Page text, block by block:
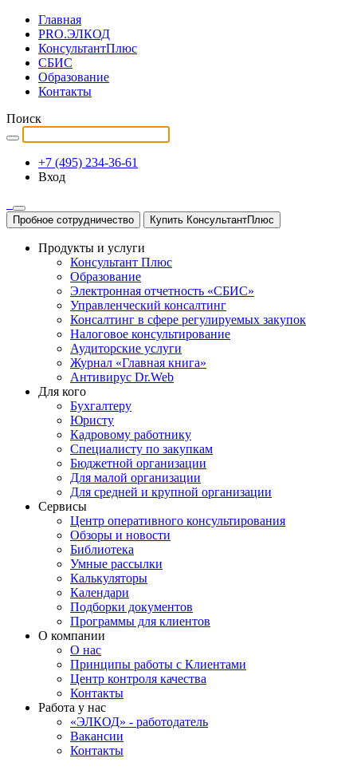
Главная
PRO.ЭЛКОД
КонсультантПлюс
СБИС
Образование
Контакты
Поиск
+7 (495) 234-36-61
Вход
Пробное сотрудничество Купить КонсультантПлюс
Продукты и услуги
Консультант Плюс
Образование
Электронная отчетность «СБИС»
Управленческий консалтинг
Консалтинг в сфере регулируемых закупок
Налоговое консультирование
Аудиторские услуги
Журнал «Главная книга»
Антивирус Dr.Web
Для кого
Бухгалтеру
Юристу
Кадровому работнику
Специалисту по закупкам
Бюджетной организации
Для малой организации
Для средней и крупной организации
Сервисы
Центр оперативного консультирования
Обзоры и новости
Библиотека
Умные рассылки
Калькуляторы
Календари
Подборки документов
Программы для клиентов
О компании
О нас
Принципы работы с Клиентами
Центр контроля качества
Контакты
Работа у нас
«ЭЛКОД» - работодатель
Вакансии
Контакты